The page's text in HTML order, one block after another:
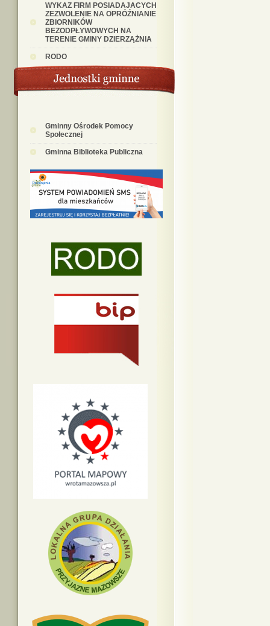
WYKAZ FIRM POSIADAJACYCH
ZEZWOLENIE NA OPRÓŹNIANIE
ZBIORNIKÓW
BEZODPŁYWOWYCH NA
TERENIE GMINY DZIERZĄŻNIA
RODO
Gminny Ośrodek Pomocy
Społecznej
Gminna Biblioteka Publiczna